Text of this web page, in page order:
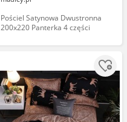
Pościel Satynowa Dwustronna
200x220 Panterka 4 części